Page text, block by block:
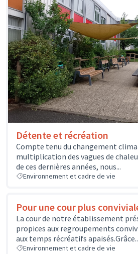
Détente et récréation
Compte tenu du changement
multiplication des vagues de
de ces dernières années, nous...
Environnement et cadre de vie
Pour une cour plus
La cour de notre établissement
propices aux regroupements
aux temps récréatifs
Environnement et cadre de vie